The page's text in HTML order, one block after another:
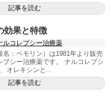
記事を読む
効果と特徴
ルコレプシー治療薬
名：ペモリン）は1981年より販売
プシー治療薬です。 ナルコレプシ
オレキシンと...
記事を読む